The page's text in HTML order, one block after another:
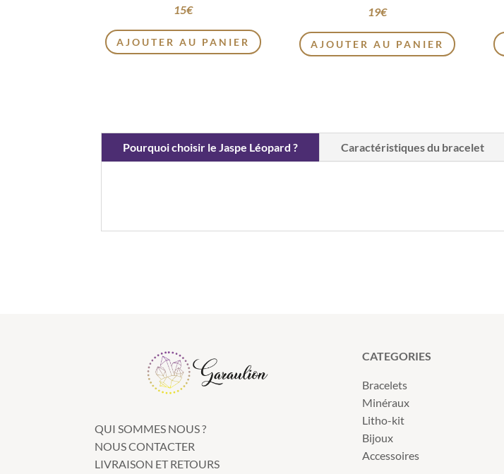
15€
AJOUTER AU PANIER
19€
AJOUTER AU PANIER
Pourquoi choisir le Jaspe Léopard ? Caractéristiques du bracelet
QUI SOMMES NOUS ?
NOUS CONTACTER
LIVRAISON ET RETOURS
CATEGORIES
Bracelets
Minéraux
Litho-kit
Bijoux
Accessoires